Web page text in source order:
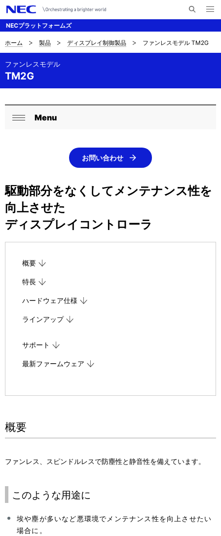
NECプラットフォームズ
メ
ニ
を
ナ
ビ
ゲ
シ
サ
イ
ト
の
置
を
表
示
ホーム 製品 ディスプレイ制御製品 ファンレスモデル TM2G
TM2G
ファンレスモデル
ロ
ナ
ビ
ゲ
Menu
お問い合わせ
駆動部分をなくしてメンテナンス性を
向上させた
ディスプレイコントローラ
概要
特長
ハードウェア仕様
ラインアップ
サポート
最新ファームウェア
概要
ファンレス、スピンドルレスで防塵性と静音性を備えています。
このような用途に
埃や塵が多いなど悪環境でメンテナンス性を向上させたい
場合に。